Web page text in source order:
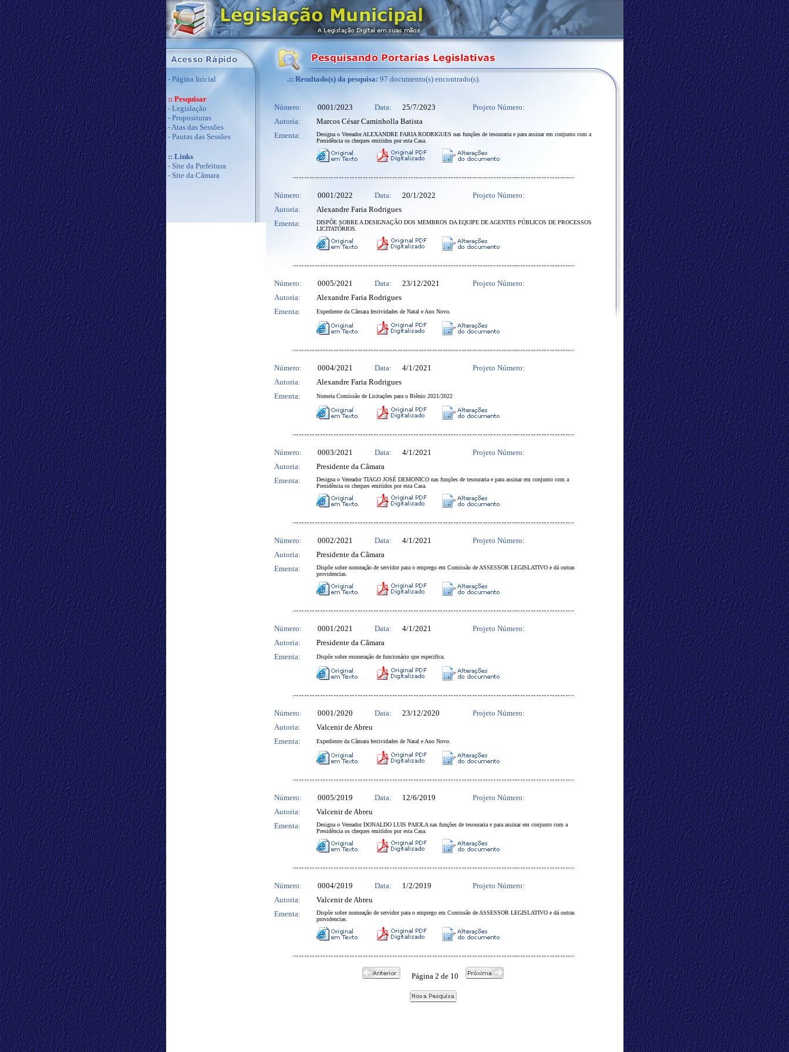
- Página Inicial
:: Pesquisar
- Legislação
- Proposituras
-Atas das Sessões
- Pautas das Sessões
:: Links
- Site da Prefeitura
- Site da Câmara
.:: Resultado(s) da pesquisa: 97 documento(s) encontrado(s).
Número: 0001/2023 Data: 25/7/2023
Projeto Número:
Autoria:
Marcos César Caminholla Batista
Ementa:
Designa o Vereador ALEXANDRE FARIA RODRIGUES nas funções de tesouraria e para assinar em conjunto com a
Presidência os cheques emitidos por esta Casa.
Número: 0001/2022 Data: 20/1/2022
Projeto Número:
Autoria:
Alexandre Faria Rodrigues
Ementa:
DISPÕE SOBRE A DESIGNAÇÃO DOS MEMBROS DA EQUIPE DE AGENTES PÚBLICOS DE PROCESSOS
LICITATÓRIOS.
Número: 0005/2021 Data: 23/12/2021
Projeto Número:
Autoria:
Alexandre Faria Rodrigues
Ementa:
Expediente da Câmara festividades de Natal e Ano Novo.
Número: 0004/2021 Data: 4/1/2021
Projeto Número:
Autoria:
Alexandre Faria Rodrigues
Ementa:
Nomeia Comissão de Licitações para o Biênio 2021/2022
Número: 0003/2021 Data: 4/1/2021
Projeto Número:
Autoria:
Presidente da Câmara
Ementa:
Designa o Vereador TIAGO JOSÉ DEMONICO nas funções de tesouraria e para assinar em conjunto com a
Presidência os cheques emitidos por esta Casa.
Número: 0002/2021 Data: 4/1/2021
Projeto Número:
Autoria:
Presidente da Câmara
Ementa:
Dispõe sobre nomeação de servidor para o emprego em Comissão de ASSESSOR LEGISLATIVO e dá outras
providencias.
Número: 0001/2021 Data: 4/1/2021
Projeto Número:
Autoria:
Presidente da Câmara
Ementa:
Dispõe sobre exoneração de funcionário que especifica.
Número: 0001/2020 Data: 23/12/2020
Projeto Número:
Autoria:
Valcenir de Abreu
Ementa:
Expediente da Câmara festividades de Natal e Ano Novo.
Número: 0005/2019 Data: 12/6/2019
Projeto Número:
Autoria:
Valcenir de Abreu
Ementa:
Designa o Vereador DONALDO LUIS PAIOLA nas funções de tesouraria e para assinar em conjunto com a
Presidência os cheques emitidos por esta Casa.
Número: 0004/2019 Data: 1/2/2019
Projeto Número:
Autoria:
Valcenir de Abreu
Ementa:
Dispõe sobre nomeação de servidor para o emprego em Comissão de ASSESSOR LEGISLATIVO e dá outras
providencias.
Página 2 de 10